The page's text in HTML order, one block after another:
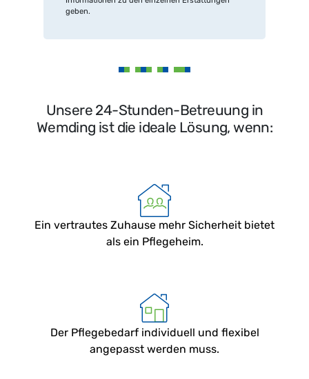
geben.
Unsere 24-Stunden-Betreuung in
Wemding ist die ideale Lösung, wenn:
Ein vertrautes Zuhause mehr Sicherheit bietet
als ein Pflegeheim.
Der Pflegebedarf individuell und flexibel
angepasst werden muss.